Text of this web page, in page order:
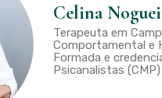
Celina
Terapeuta em
Comportamental e
Formada e
Psicanalistas (CMP)